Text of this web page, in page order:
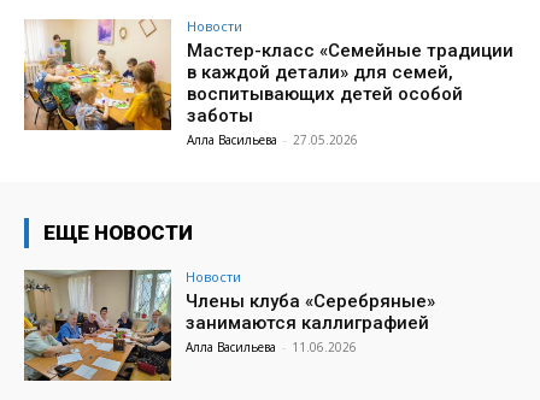
Новости
Мастер-класс «Семейные традиции
в каждой детали» для семей,
воспитывающих детей особой
заботы
Алла Васильева - 27.05.2026
ЕЩЕ НОВОСТИ
Новости
Члены клуба «Серебряные»
занимаются каллиграфией
Алла Васильева - 11.06.2026